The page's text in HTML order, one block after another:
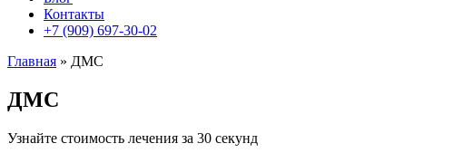
Контакты
+7 (909) 697-30-02
Главная » ДМС
ДМС
Узнайте стоимость лечения за 30 секунд